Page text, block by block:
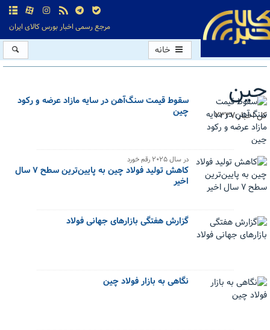
مرجع رسمی اخبار بورس کالای ایران
خانه
چین
کل اخبار:2337
سقوط قیمت سنگ‌آهن در سایه مازاد عرضه و رکود
چین
در سال ۲۰۲۵ رقم خورد
کاهش تولید فولاد چین به پایین‌ترین سطح ۷ سال
اخیر
گزارش هفتگی بازارهای جهانی فولاد
نگاهی به بازار فولاد چین